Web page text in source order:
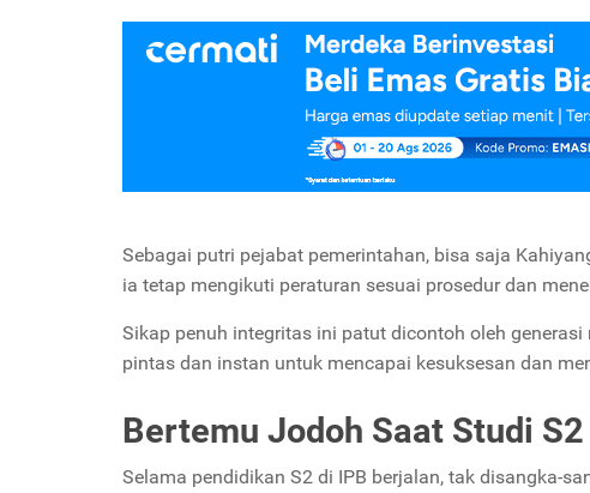
Sebagai putri pejabat pemerintahan, bisa saja
ia tetap mengikuti peraturan sesuai prosedur dan
Sikap penuh integritas ini patut dicontoh oleh
pintas dan instan untuk mencapai kesuksesan dan
Bertemu Jodoh Saat Studi S2
Selama pendidikan S2 di IPB berjalan, tak disangka-